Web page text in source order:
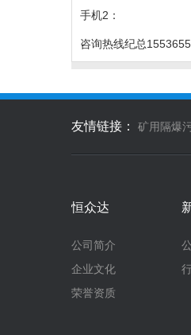
手机2：
咨询热线纪总
友情链接： 矿用隔爆
恒众达
公司简介
企业文化
荣誉资质